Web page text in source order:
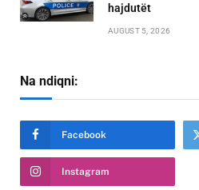
hajdutët
AUGUST 5, 2026
Na ndiqni:
Facebook
Instagram